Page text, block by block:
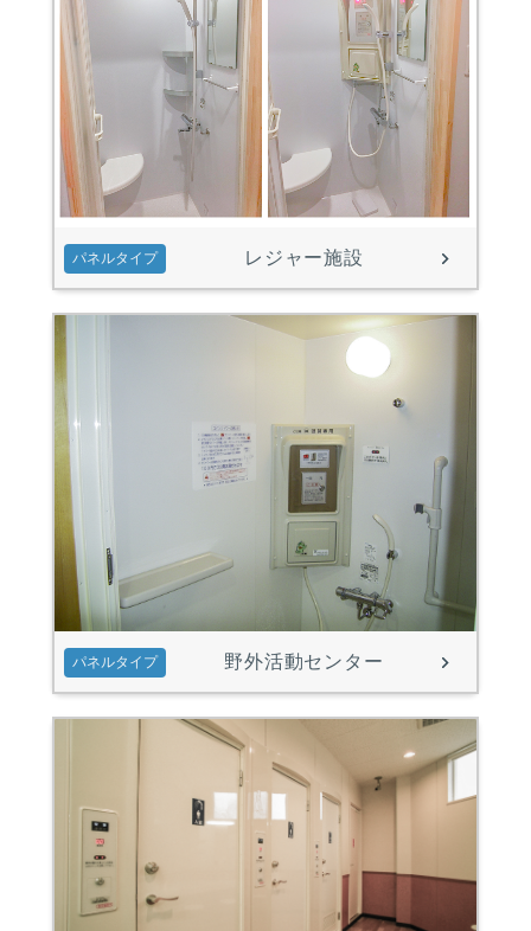
パネルタイプ レジャー施設
パネルタイプ 野外活動センター